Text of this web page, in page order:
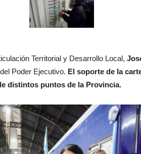
Territorial y Desarrollo Local,
Poder Ejecutivo. El soporte de la
distintos puntos de la Provincia.